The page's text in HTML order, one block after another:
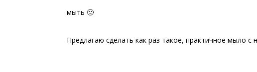
мыть 🙂
Предлагаю сделать как раз такое, практичное мыло